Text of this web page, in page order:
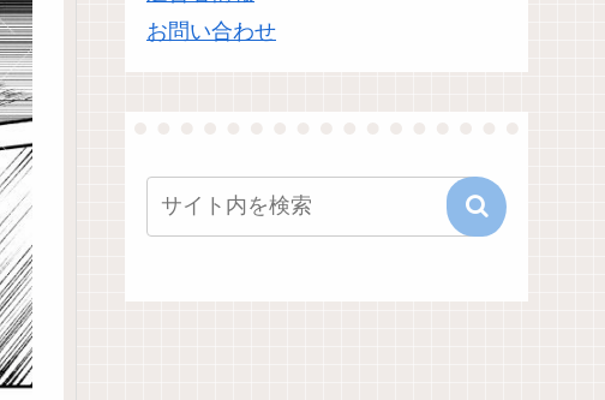
お問い合わせ